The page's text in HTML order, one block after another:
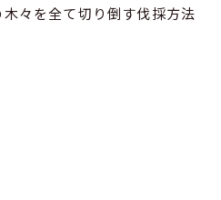
々を全て切り倒す伐採方法